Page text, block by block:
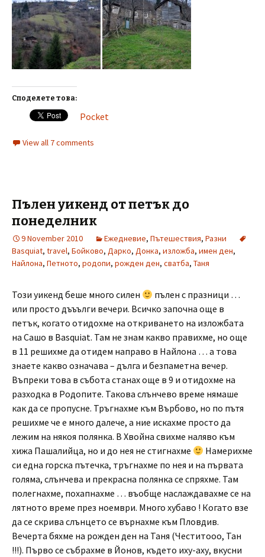
Споделете това:
Pocket
View all 7 comments
Пълен уикенд от петък до
понеделник
9 November 2010 Ежедневие, Пътешествия, Разни
Basquiat, travel, Бойково, Дарко, Донка, изложба, имен ден,
Найлона, Петното, родопи, рожден ден, сватба, Таня
Този уикенд беше много силен
пълен с празници …
или просто дъъълги вечери. Всичко започна още в
петък, когато отидохме на откриването на изложбата
на Сашо в Basquiat. Там не знам какво правихме, но още
в 11 решихме да отидем направо в Найлона … а това
знаете какво означава – дълга и безпаметна вечер.
Въпреки това в събота станах още в 9 и отидохме на
разходка в Родопите. Такова слънчево време нямаше
как да се пропусне. Тръгнахме към Върбово, но по пътя
решихме че е много далече, а ние искахме просто да
лежим на някоя полянка. В Хвойна свихме наляво към
хижа Пашалийца, но и до нея не стигнахме
Намерихме
си една горска пътечка, тръгнахме по нея и на първата
голяма, слънчева и прекрасна полянка се спряхме. Там
полегнахме, похапнахме … въобще наслаждавахме се на
лятното време през ноември. Много хубаво ! Когато взе
да се скрива слънцето се върнахме към Пловдив.
Вечерта бяхме на рожден ден на Таня (Честитооо, Тан
!!!). Първо се събрахме в Йонов, където иху-аху, вкусни